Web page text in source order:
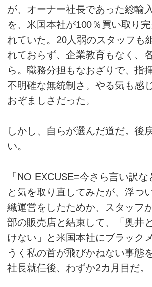
が、オーナー社長であった総輸
を、米国本社が100％買い取り
れていた。20人弱のスタッフも
れておらず、企業教育もなく、
ら。職務分担もなおざりで、指
不明確な無統制さ。やる気も感
おぞましさだった。
しかし、自らが選んだ道だ。後
い。
「NO EXCUSE=今さら言い訳な
と気を取り直してみたが、浮つ
織運営をしたためか、スタッフ
部の販売店と結束して、「奥井
けない」と米国本社にブラック
うく私の首が飛びかねない事態
社長就任後、わずか2カ月目だ。